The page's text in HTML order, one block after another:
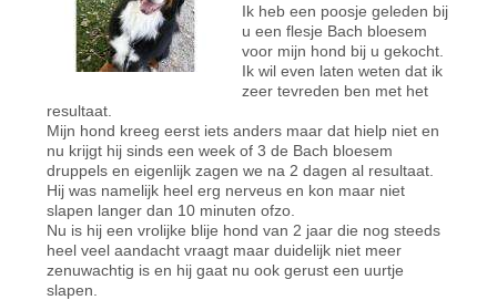
Ik heb een poosje geleden bij
u een flesje Bach bloesem
voor mijn hond bij u gekocht.
Ik wil even laten weten dat ik
zeer tevreden ben met het
resultaat.
Mijn hond kreeg eerst iets anders maar dat hielp niet en
nu krijgt hij sinds een week of 3 de Bach bloesem
druppels en eigenlijk zagen we na 2 dagen al resultaat.
Hij was namelijk heel erg nerveus en kon maar niet
slapen langer dan 10 minuten ofzo.
Nu is hij een vrolijke blije hond van 2 jaar die nog steeds
heel veel aandacht vraagt maar duidelijk niet meer
zenuwachtig is en hij gaat nu ook gerust een uurtje
slapen.